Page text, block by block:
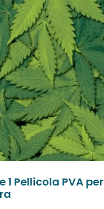
1 Pellicola PVA per